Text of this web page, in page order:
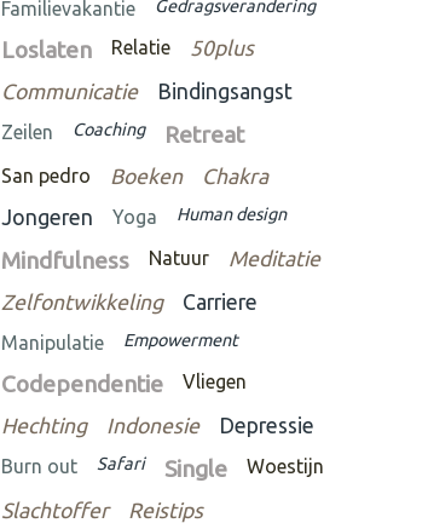
Familievakantie Gedragsverandering
Loslaten Relatie
50plus
Communicatie
Bindingsangst
Zeilen Coaching Retreat
San pedro Boeken
Chakra
Jongeren
Yoga Human design
Mindfulness Natuur
Meditatie
Zelfontwikkeling
Carriere
Manipulatie Empowerment
Codependentie Vliegen
Hechting Indonesie Depressie
Burn out Safari Single Woestijn
Slachtoffer
Reistips